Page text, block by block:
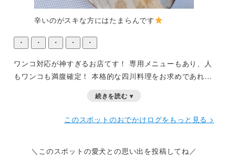
辛いのがスキな方にはたまらんです
・ ・ ・ ・ ・
ワンコ対応が神すぎるお店てす！ 専用メニューもあり、人
もワンコも満腹確定！ 本格的な四川料理をお求めであれ
うで、店内には切り抜きもありました。
続きを読む ▾
このスポットのおでかけログをもっと見る >
＼このスポットの愛犬との思い出を投稿してね／